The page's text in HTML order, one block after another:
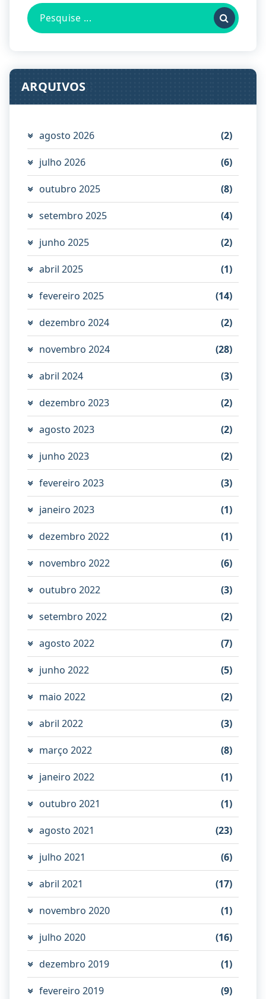
Pesquisa
por:
ARQUIVOS
agosto 2026 (2)
julho 2026 (6)
outubro 2025 (8)
setembro 2025 (4)
junho 2025 (2)
abril 2025 (1)
fevereiro 2025 (14)
dezembro 2024 (2)
novembro 2024 (28)
abril 2024 (3)
dezembro 2023 (2)
agosto 2023 (2)
junho 2023 (2)
fevereiro 2023 (3)
janeiro 2023 (1)
dezembro 2022 (1)
novembro 2022 (6)
outubro 2022 (3)
setembro 2022 (2)
agosto 2022 (7)
junho 2022 (5)
maio 2022 (2)
abril 2022 (3)
março 2022 (8)
janeiro 2022 (1)
outubro 2021 (1)
agosto 2021 (23)
julho 2021 (6)
abril 2021 (17)
novembro 2020 (1)
julho 2020 (16)
dezembro 2019 (1)
fevereiro 2019 (9)